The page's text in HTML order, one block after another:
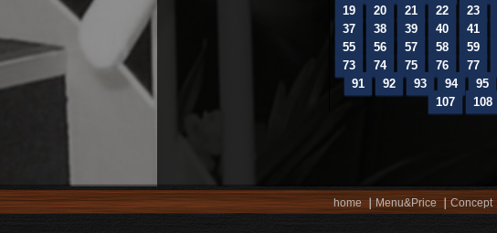
19
20 21 22 23
37
38 39 40 41
55
56 57 58 59
73
74 75 76 77
91
92 93 94 95
107
108
home Menu&Price Concept